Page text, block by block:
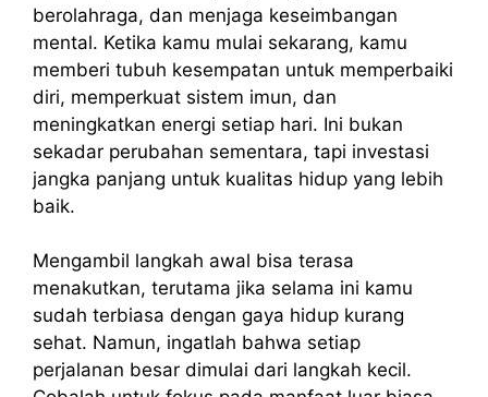
berolahraga, dan menjaga keseimbangan
mental. Ketika kamu mulai sekarang, kamu
memberi tubuh kesempatan untuk memperbaiki
diri, memperkuat sistem imun, dan
meningkatkan energi setiap hari. Ini bukan
sekadar perubahan sementara, tapi investasi
jangka panjang untuk kualitas hidup yang lebih
baik.
Mengambil langkah awal bisa terasa
menakutkan, terutama jika selama ini kamu
sudah terbiasa dengan gaya hidup kurang
sehat. Namun, ingatlah bahwa setiap
perjalanan besar dimulai dari langkah kecil.